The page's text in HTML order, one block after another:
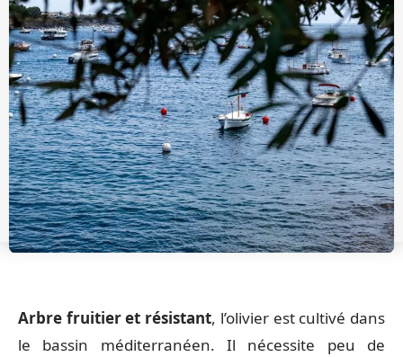
Arbre fruitier et résistant, l’olivier est cultivé dans
le bassin méditerranéen. Il nécessite peu de